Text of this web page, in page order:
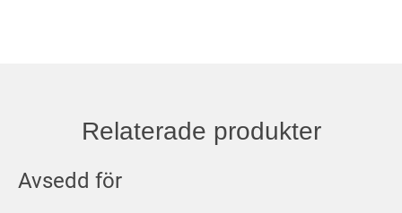
Relaterade produkter
Avsedd för